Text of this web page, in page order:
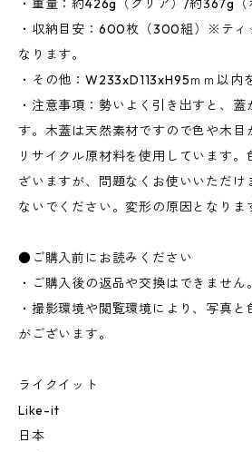
・重量：約426g（クリア）/約367g（
・収納目安：600枚（300組）※ティ
なります。
・その他：W233xD113xH95ｍｍ以内
・注意事項：勢いよく引き出すと、
す。木蓋は天然素材ですので色や木目
リサイクル原材料を使用しています
ざいますが、問題なくお使いいただけ
ないでください。変形の原因となりま
●ご購入前にお読みください
・ご購入後の返品や交換はできません。
・撮影環境や閲覧環境により、写真
がございます。
ライクイット
Like-it
日本